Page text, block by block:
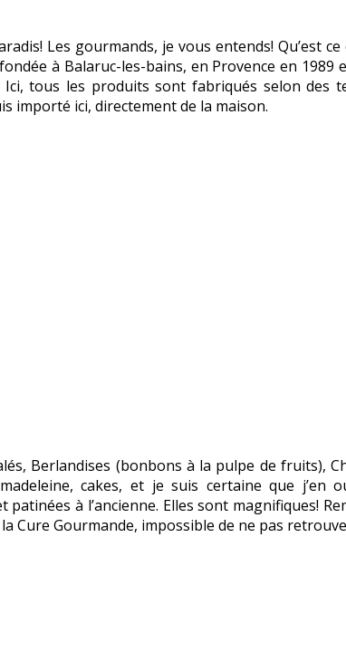
Les gourmands, je vous entends! Qu’est
à Balaruc-les-bains, en Provence en 1989
tous les produits sont fabriqués selon des
importé ici, directement de la maison.
Berlandises (bonbons à la pulpe de fruits),
cakes, et je suis certaine que j’en
à l’ancienne. Elles sont magnifiques!
Gourmande, impossible de ne pas